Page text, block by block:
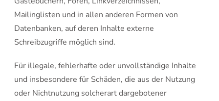
Mailinglisten und in allen anderen Formen von
Datenbanken, auf deren Inhalte externe
Schreibzugriffe möglich sind.
Für illegale, fehlerhafte oder unvollständige Inhalte
und insbesondere für Schäden, die aus der Nutzung
oder Nichtnutzung solcherart dargebotener